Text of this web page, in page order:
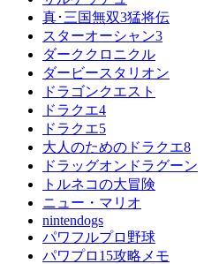
真･三国無双3猛将伝
スターオーシャン3
ダーククロニクル
ダービースタリオン
ドラゴンクエスト
ドラクエ4
ドラクエ5
大人のためのドラクエ8
ドラッグオンドラグーン
トルネコの大冒険
ニュー・マリオ
nintendogs
パワフルプロ野球
パワプロ15攻略メモ